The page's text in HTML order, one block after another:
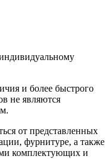
и более быстрого
не являются
от представленных
фурнитуре, а также
комплектующих и